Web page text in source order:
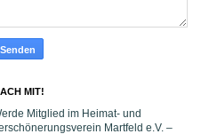
MIT!
Mitglied im Heimat- und
Martfeld e.V. –